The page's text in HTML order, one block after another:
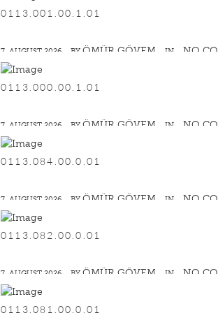
0113.001.00.1.01
7. AUGUST 2026 BY ÖMÜR GÖVEM IN NO
0113.000.00.1.01
7. AUGUST 2026 BY ÖMÜR GÖVEM IN NO
0113.084.00.0.01
7. AUGUST 2026 BY ÖMÜR GÖVEM IN NO
0113.082.00.0.01
7. AUGUST 2026 BY ÖMÜR GÖVEM IN NO
0113.081.00.0.01